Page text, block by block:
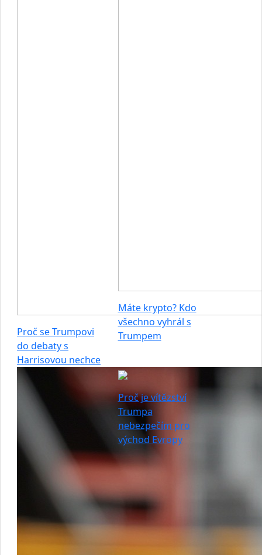
Proč se Trumpovi
do debaty s
Harrisovou nechce
Máte krypto? Kdo
všechno vyhrál s
Trumpem
Proč je vítězství
Trumpa
nebezpečím pro
východ Evropy